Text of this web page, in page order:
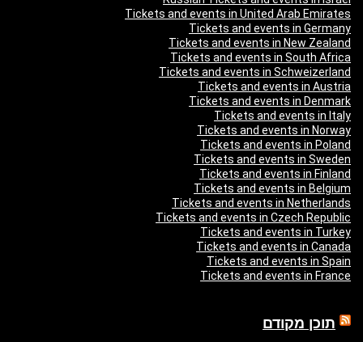
Tickets and events in United Arab Emirates
Tickets and events in Germany
Tickets and events in New Zealand
Tickets and events in South Africa
Tickets and events in Schweizerland
Tickets and events in Austria
Tickets and events in Denmark
Tickets and events in Italy
Tickets and events in Norway
Tickets and events in Poland
Tickets and events in Sweden
Tickets and events in Finland
Tickets and events in Belgium
Tickets and events in Netherlands
Tickets and events in Czech Republic
Tickets and events in Turkey
Tickets and events in Canada
Tickets and events in Spain
Tickets and events in France
תוכן מקודם